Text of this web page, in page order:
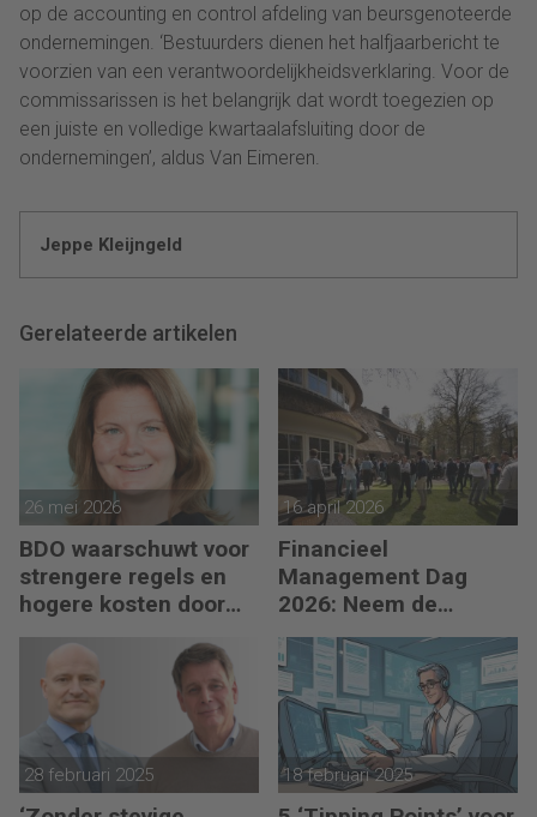
op de accounting en control afdeling van beursgenoteerde
ondernemingen. ‘Bestuurders dienen het halfjaarbericht te
voorzien van een verantwoordelijkheidsverklaring. Voor de
commissarissen is het belangrijk dat wordt toegezien op
een juiste en volledige kwartaalafsluiting door de
ondernemingen’, aldus Van Eimeren.
Jeppe Kleijngeld
Gerelateerde artikelen
26 mei 2026
BDO waarschuwt voor
strengere regels en
hogere kosten door
uitgestelde schade
16 april 2026
Financieel
Management Dag
2026: Neem de
toekomst in eigen
hand
28 februari 2025 18 februari 2025